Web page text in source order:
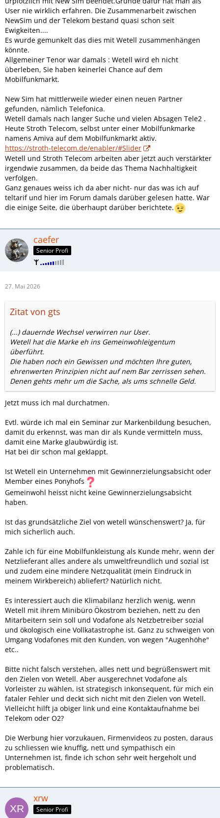
User nie wirklich erfahren. Die Zusammenarbeit zwischen
NewSim und der Telekom bestand quasi schon seit
Ewigkeiten....
Es wurde gemunkelt das dies mit Wetell zusammenhängen
könnte.
Allgemeiner Tenor war damals : Wetell wird eh nicht
überleben, Sie haben keinerlei Chance auf dem
Mobilfunkmarkt.
New Sim hat mittlerweile wieder einen neuen Partner
gefunden, nämlich Telefonica.
Wetell damals nach langer Suche und vielen Absagen Tele2 .
Heute Stroth Telecom, selbst unter einer Mobilfunkmarke
namens Amiva auf dem Mobilfunkmarkt aktiv.
https://stroth-telecom.de/enabler/#Slider
Wetell und Stroth Telecom arbeiten aber jetzt auch verstärkter
irgendwie zusammen, da beide das Thema Nachhaltigkeit
verfolgen.
Ganz genaues weiss ich da aber nicht- nur das was ich auf
teltarif und hier im Forum damals darüber gelesen hatte. War
die einige Seite, die überhaupt darüber berichtete.
caefer
Senior Profi
27. Mai 2026
Zitat von gts
(...) dauernde Wechsel verwirren nur User.
Wetell hat die Marke eh ins Gemeinwohleigentum
überführt.
Die haben noch ein Gewissen und möchten Ihre guten,
ehrenwerten Prinzipien nicht auf nem Bar zerrissen sehen.
Denen gehts mehr um die Sache, als ums schnelle Geld.
Jetzt muss ich mal durchatmen.
Evtl. würde ich mal ein Seminar zur Markenbildung besuchen,
damit du erkennst, was man dir als Kunde vermitteln muss,
damit eine Marke glaubwürdig ist.
Hat bei dir schon mal geklappt.
Ist Wetell ein Unternehmen mit Gewinnerzielungsabsicht oder
Member eines Ponyhofs
Gemeinwohl heisst nicht keine Gewinnerzielungsabsicht
haben.
Ist das grundsätzliche Ziel von wetell wünschenswert? Ja, für
mich sicherlich auch.
Zahle ich für eine Mobilfunkleistung als Kunde mehr, wenn der
Netzlieferant alles andere als umweltfreundlich und sozial ist
und zudem eine mindere Netzqualität (mein Eindruck in
meinem Wirkbereich) abliefert? Natürlich nicht.
Es interessiert auch die Klimabilanz herzlich wenig, wenn
Wetell mit ihrem Minibüro Ökostrom beziehen, nett zu den
Mitarbeitern sein soll und Vodafone als Netzbetreiber sozial
und ökologisch eine Vollkatastrophe ist. Ganz zu schweigen von
Umgang Vodafones mit den Kunden, von wegen "Augenhöhe"
etc..
Bitte nicht falsch verstehen, alles nett und begrüßenswert mit
den Zielen von Wetell. Aber ausgerechnet Vodafone als
Vorleister zu wählen, ist strategisch inkonsequent, für mich ein
fataler Fehler und deckt sich nicht mit den Zielen von Wetell.
Vielleicht hilft ja obiger link und eine Kontaktaufnahme bei
Telekom oder O2?
Die Werbung hier vorzukauen, Firmenvideos zu posten, daraus
zu schliessen wie knuffig, nett und sympathisch ein
Unternehmen ist, finde ich schon sehr weit hergeholt und
problematisch.
xrw
Senior Profi